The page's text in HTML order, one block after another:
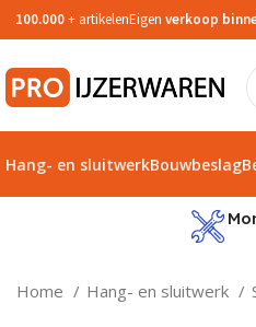
100.000+ artikelenEigen verkoop
Hang- en sluitwerkBouwbeslag
Home Hang- en sluitwerk